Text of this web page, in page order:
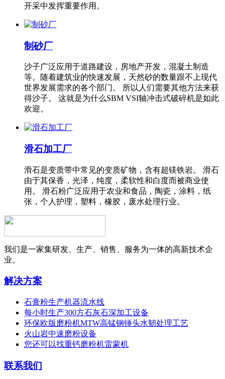
开采中发挥重要作用。
制砂厂
沙子广泛应用于道路建设，房地产开发，混凝土制造
等。随着建筑业的快速发展，天然砂的数量跟不上现代
世界发展需求的各个部门。 所以人们需要其他方法来获
得沙子。 这就是为什么SBM VSI轴冲击式破碎机是如此
欢迎。
滑石加工厂
滑石是变质带中常见的变质矿物，含有超镁铁岩。 滑石
由于其保香，光泽，纯度，柔软性和白度而被商业使
用。 滑石粉广泛应用于农业和食品，陶瓷，涂料，纸
张，个人护理，塑料，橡胶，废水处理行业。
我们是一家集研发、生产、销售、服务为一体的高新技术企
业。
解决方案
石膏粉生产机器流水线
每小时生产300方石灰石深加工设备
环保欧版磨粉机MTW高锰钢锤头水韧处理工艺
火山岩中速磨粉设备
您还可以找重钙磨粉机雷蒙机
联系我们